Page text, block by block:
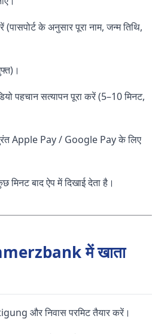
(पासपोर्ट के अनुसार पूरा नाम, जन्म तिथि,
पहचान सत्यापन पूरा करें (5–10 मिनट,
Apple Pay / Google Pay के लिए
मिनट बाद ऐप में दिखाई देता है।
में खाता
और निवास परमिट तैयार करें।